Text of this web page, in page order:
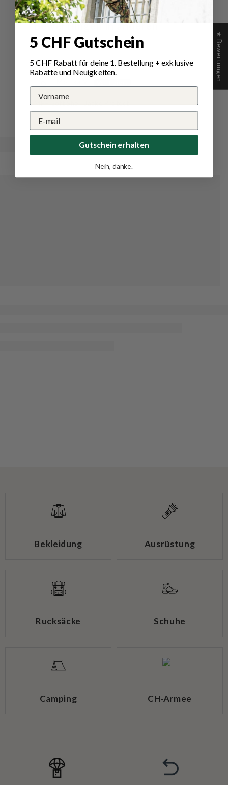
Bewertungen in anderen
Sprachen
03/12/2023
MFH Soft Shell Jacke Protect
Bekleidung Ausrüstung
Rucksäcke Schuhe
Camping CH-Armee
★ Bewertungen
5 CHF Gutschein
5 CHF Rabatt für deine 1. Bestellung+ exklusive
Rabatte und Neuigkeiten.
Gutschein erhalten
Nein, danke.